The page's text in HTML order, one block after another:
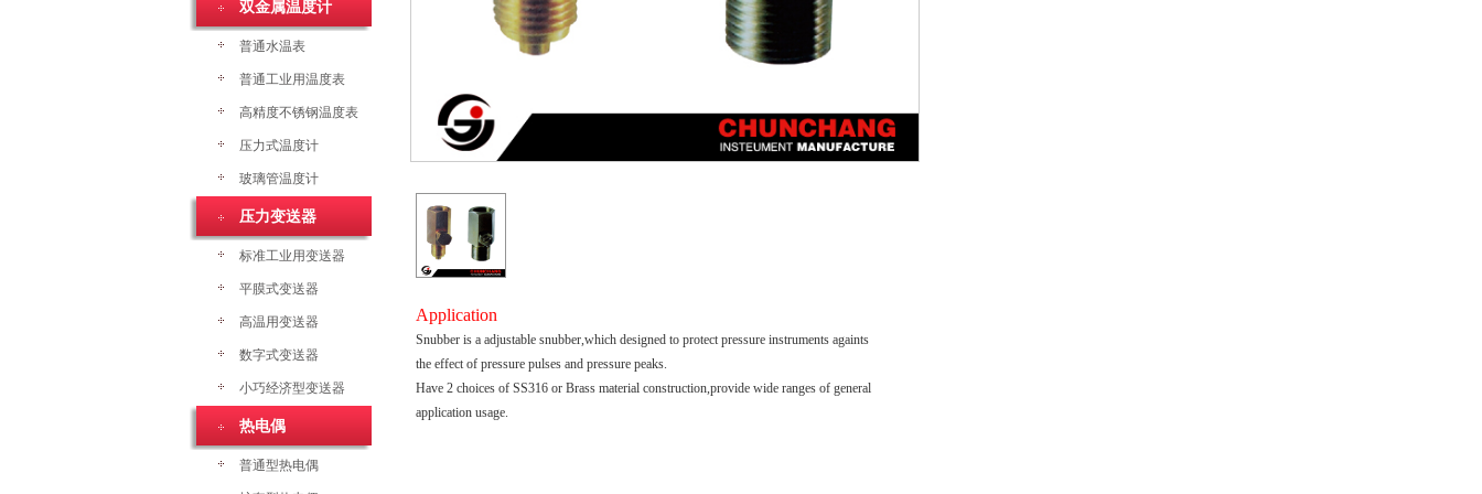
双金属温度计
普通水温表
普通工业用温度表
高精度不锈钢温度表
压力式温度计
玻璃管温度计
压力变送器
标准工业用变送器
平膜式变送器
高温用变送器
数字式变送器
小巧经济型变送器
热电偶
普通型热电偶
Application
Snubber is a adjustable snubber,which designed to protect pressure instruments againts
the effect of pressure pulses and pressure peaks.
Have 2 choices of SS316 or Brass material construction,provide wide ranges of general
application usage.